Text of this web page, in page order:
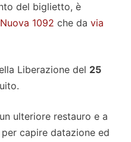
del biglietto, è
1092 che da via
Liberazione del 25
ulteriore restauro e a
capire datazione ed